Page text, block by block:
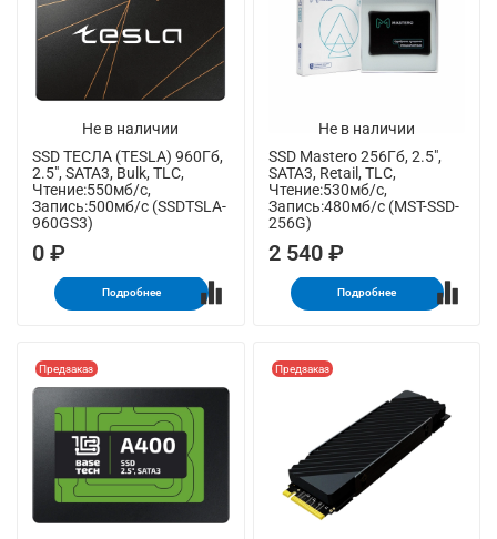
Не в наличии
SSD ТЕСЛА (TESLA) 960Гб,
2.5", SATA3, Bulk, TLC,
Чтение:550мб/с,
Запись:500мб/с (SSDTSLA-
960GS3)
0 ₽
Подробнее
Не в наличии
SSD Mastero 256Гб, 2.5",
SATA3, Retail, TLC,
Чтение:530мб/с,
Запись:480мб/с (MST-SSD-
256G)
2 540 ₽
Подробнее
Предзаказ Предзаказ